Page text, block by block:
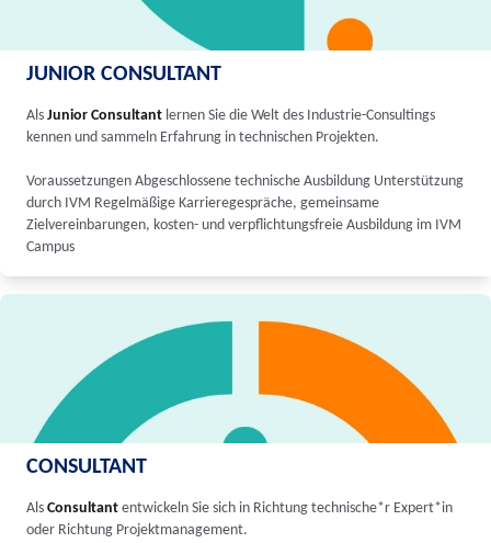
JUNIOR CONSULTANT
Als Junior Consultant lernen Sie die Welt des Industrie-Consultings
kennen und sammeln Erfahrung in technischen Projekten.
Voraussetzungen Abgeschlossene technische Ausbildung Unterstützung
durch IVM Regelmäßige Karrieregespräche, gemeinsame
Zielvereinbarungen, kosten- und verpflichtungsfreie Ausbildung im IVM
Campus
CONSULTANT
Als Consultant entwickeln Sie sich in Richtung technische*r Expert*in
oder Richtung Projektmanagement.